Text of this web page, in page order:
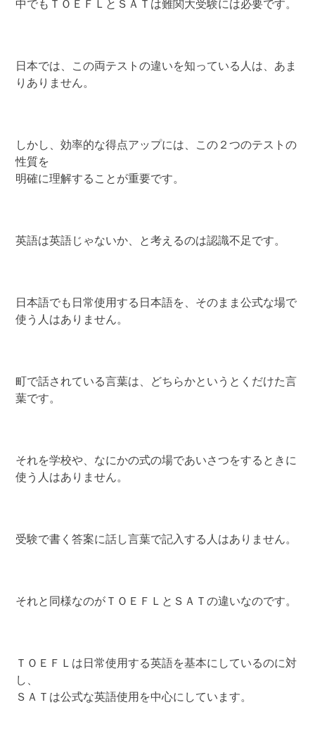
中でもＴＯＥＦＬとＳＡＴは難関大受験には必要です。
日本では、この両テストの違いを知っている人は、あま
りありません。
しかし、効率的な得点アップには、この２つのテストの
性質を
明確に理解することが重要です。
英語は英語じゃないか、と考えるのは認識不足です。
日本語でも日常使用する日本語を、そのまま公式な場で
使う人はありません。
町で話されている言葉は、どちらかというとくだけた言
葉です。
それを学校や、なにかの式の場であいさつをするときに
使う人はありません。
受験で書く答案に話し言葉で記入する人はありません。
それと同様なのがＴＯＥＦＬとＳＡＴの違いなのです。
ＴＯＥＦＬは日常使用する英語を基本にしているのに対
し、
ＳＡＴは公式な英語使用を中心にしています。